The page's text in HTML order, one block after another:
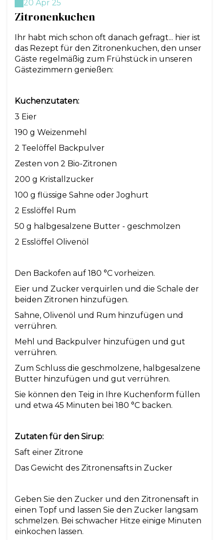
20 Apr 25
Zitronenkuchen
Ihr habt mich schon oft danach gefragt... hier ist
das Rezept für den Zitronenkuchen, den unser
Gäste regelmäßig zum Frühstück in unseren
Gästezimmern genießen:
Kuchenzutaten:
3 Eier
190 g Weizenmehl
2 Teelöffel Backpulver
Zesten von 2 Bio-Zitronen
200 g Kristallzucker
100 g flüssige Sahne oder Joghurt
2 Esslöffel Rum
50 g halbgesalzene Butter - geschmolzen
2 Esslöffel Olivenöl
Den Backofen auf 180 °C vorheizen.
Eier und Zucker verquirlen und die Schale der
beiden Zitronen hinzufügen.
Sahne, Olivenöl und Rum hinzufügen und
verrühren.
Mehl und Backpulver hinzufügen und gut
verrühren.
Zum Schluss die geschmolzene, halbgesalzene
Butter hinzufügen und gut verrühren.
Sie können den Teig in Ihre Kuchenform füllen
und etwa 45 Minuten bei 180 °C backen.
Zutaten für den Sirup:
Saft einer Zitrone
Das Gewicht des Zitronensafts in Zucker
Geben Sie den Zucker und den Zitronensaft in
einen Topf und lassen Sie den Zucker langsam
schmelzen. Bei schwacher Hitze einige Minuten
einkochen lassen.